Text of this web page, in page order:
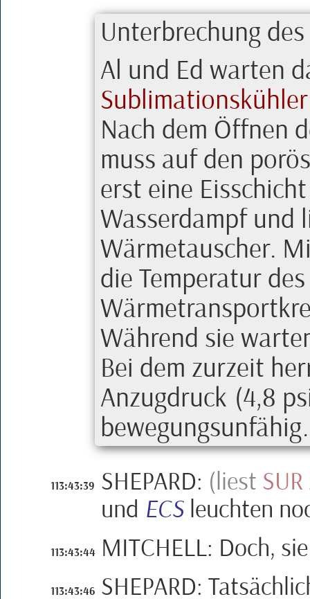
Unterbrechung
Al und Ed warten
Sublimationskühler
Nach dem Öffnen
muss auf den
erst eine
Wasserdampf und
Wärmetauscher.
die Temperatur
Während sie
Bei dem zurzeit
Anzugdruck (4,8
bewegungsunfähig.
113:43:39 SHEPARD: (liest SUR
und ECS leuchten
113:43:44 MITCHELL: Doch,
113:43:46 SHEPARD: